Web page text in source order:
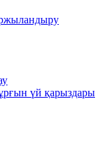
үй қарыздары